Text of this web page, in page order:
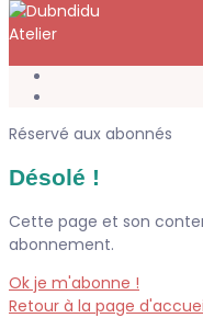
Réservé aux abonnés
Désolé !
Cette page et son
abonnement.
Ok je m'abonne !
Retour à la page